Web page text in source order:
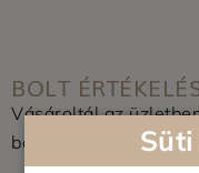
BOLT
Vásároltál az
boltot és írj pár soros